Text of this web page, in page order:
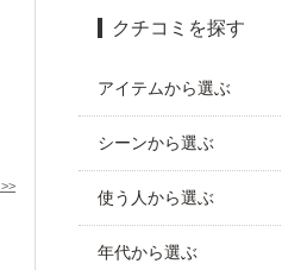
>>
クチコミを探す
アイテムから選ぶ
シーンから選ぶ
使う人から選ぶ
年代から選ぶ